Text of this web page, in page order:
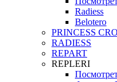
Radiess
Belotero
PRINCESS
RADIESS
REPART
REPLERI